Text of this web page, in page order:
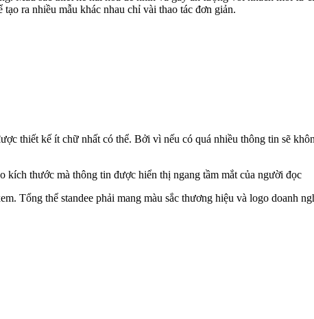
ra nhiều mẫu khác nhau chỉ vài thao tác đơn giản.
thiết kế ít chữ nhất có thể. Bởi vì nếu có quá nhiều thông tin sẽ
thước mà thông tin được hiển thị ngang tầm mắt của người đọc
Tổng thể standee phải mang màu sắc thương hiệu và logo doanh